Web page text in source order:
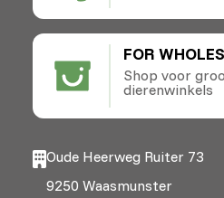
FOR
Shop voor
dierenwinkels
Oude Heerweg Ruiter 73
9250 Waasmunster